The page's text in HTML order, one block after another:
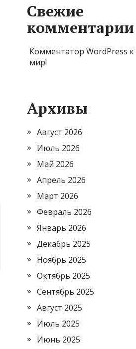
Свежие
комментарии
Комментатор WordPress к
мир!
Архивы
Август 2026
Июль 2026
Май 2026
Апрель 2026
Март 2026
Февраль 2026
Январь 2026
Декабрь 2025
Ноябрь 2025
Октябрь 2025
Сентябрь 2025
Август 2025
Июль 2025
Июнь 2025